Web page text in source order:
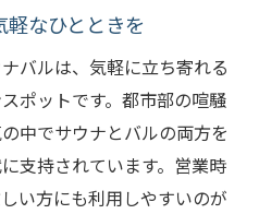
なひとときを
バルは、気軽に立ち寄れる
ポットです。都市部の喧騒
中でサウナとバルの両方を
支持されています。営業時
い方にも利用しやすいのが